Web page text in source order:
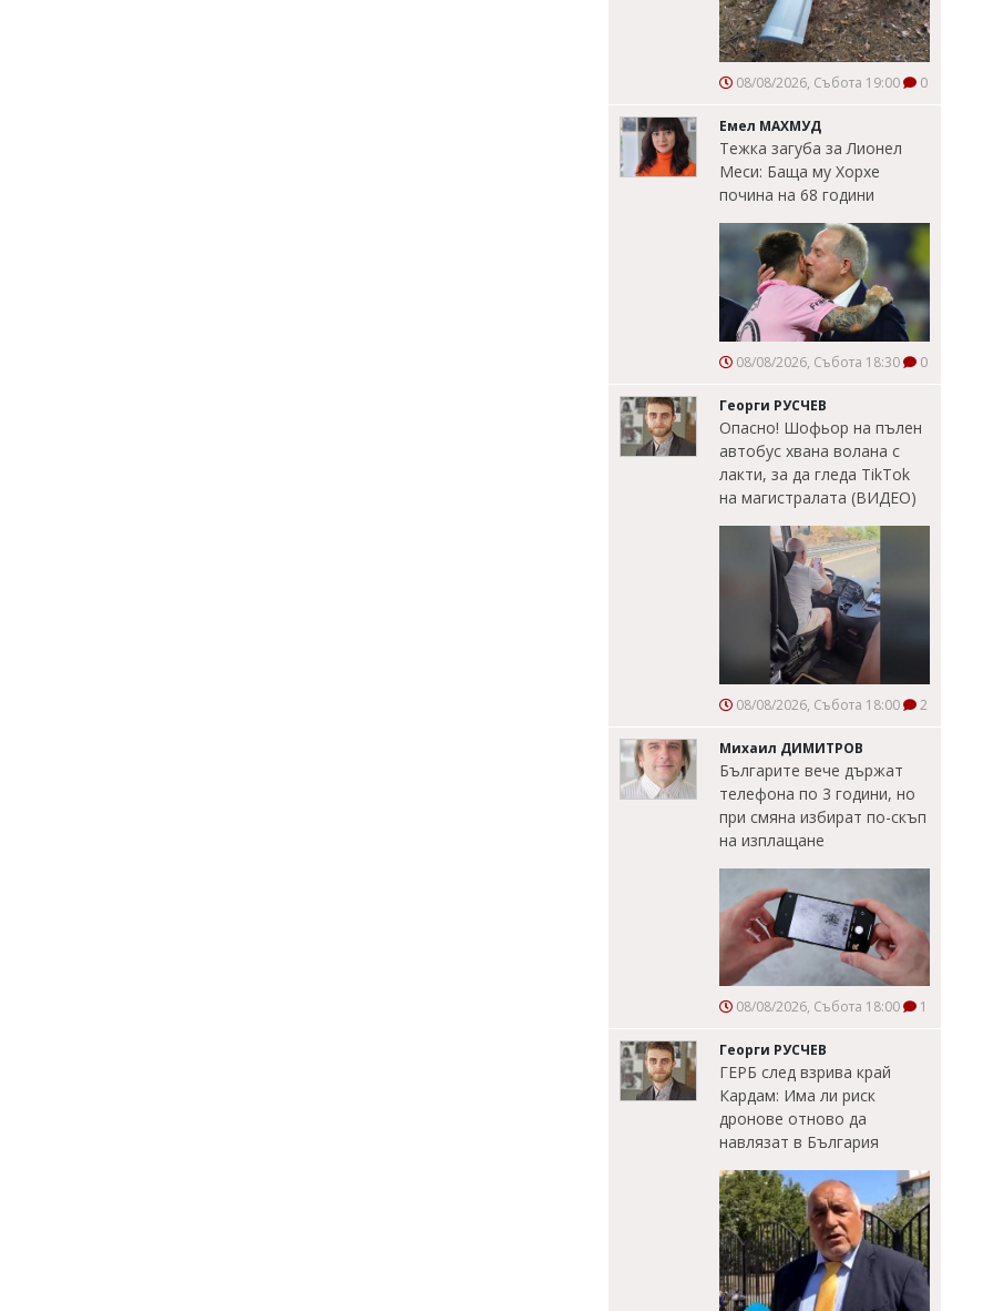
08/08/2026, Събота 19:00 0
Емел МАХМУД
Тежка загуба за Лионел
Меси: Баща му Хорхе
почина на 68 години
08/08/2026, Събота 18:30 0
Георги РУСЧЕВ
Опасно! Шофьор на пълен
автобус хвана волана с
лакти, за да гледа TikTok
на магистралата (ВИДЕО)
08/08/2026, Събота 18:00 2
Михаил ДИМИТРОВ
Българите вече държат
телефона по 3 години, но
при смяна избират по-скъп
на изплащане
08/08/2026, Събота 18:00 1
Георги РУСЧЕВ
ГЕРБ след взрива край
Кардам: Има ли риск
дронове отново да
навлязат в България